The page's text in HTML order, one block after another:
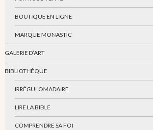
BOUTIQUE EN LIGNE
MARQUE MONASTIC
GALERIE D’ART
BIBLIOTHÈQUE
IRRÉGULOMADAIRE
LIRE LA BIBLE
COMPRENDRE SA FOI